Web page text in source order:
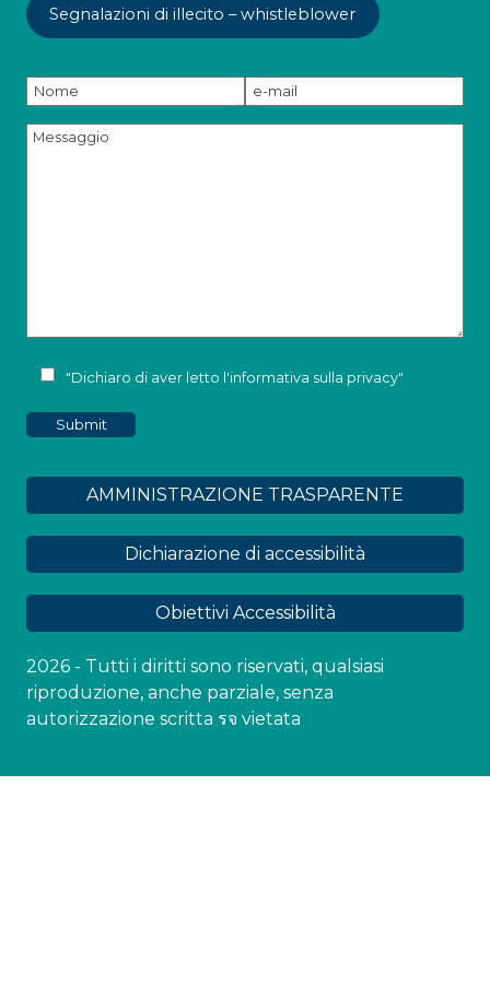
Segnalazioni di illecito – whistleblower
"Dichiaro di aver letto l'informativa sulla privacy"
AMMINISTRAZIONE TRASPARENTE
Dichiarazione di accessibilità
Obiettivi Accessibilità
2026 - Tutti i diritti sono riservati, qualsiasi
riproduzione, anche parziale, senza
autorizzazione scritta รจ vietata